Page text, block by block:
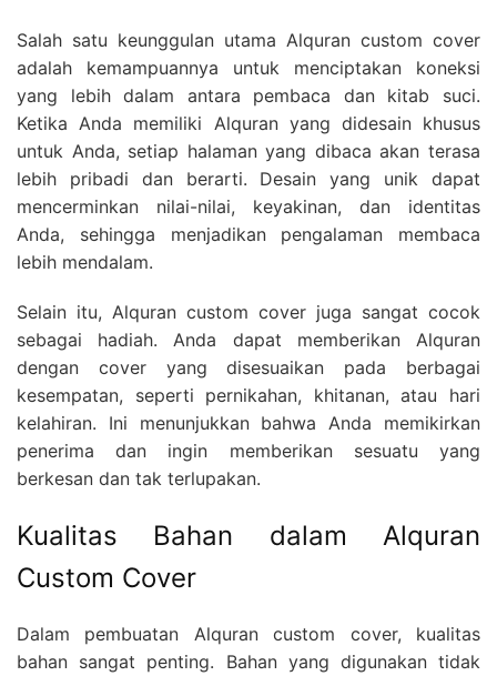
Salah satu keunggulan utama Alquran custom cover
adalah kemampuannya untuk menciptakan koneksi
yang lebih dalam antara pembaca dan kitab suci.
Ketika Anda memiliki Alquran yang didesain khusus
untuk Anda, setiap halaman yang dibaca akan terasa
lebih pribadi dan berarti. Desain yang unik dapat
mencerminkan nilai-nilai, keyakinan, dan identitas
Anda, sehingga menjadikan pengalaman membaca
lebih mendalam.
Selain itu, Alquran custom cover juga sangat cocok
sebagai hadiah. Anda dapat memberikan Alquran
dengan cover yang disesuaikan pada berbagai
kesempatan, seperti pernikahan, khitanan, atau hari
kelahiran. Ini menunjukkan bahwa Anda memikirkan
penerima dan ingin memberikan sesuatu yang
berkesan dan tak terlupakan.
Kualitas Bahan dalam Alquran
Custom Cover
Dalam pembuatan Alquran custom cover, kualitas
bahan sangat penting. Bahan yang digunakan tidak